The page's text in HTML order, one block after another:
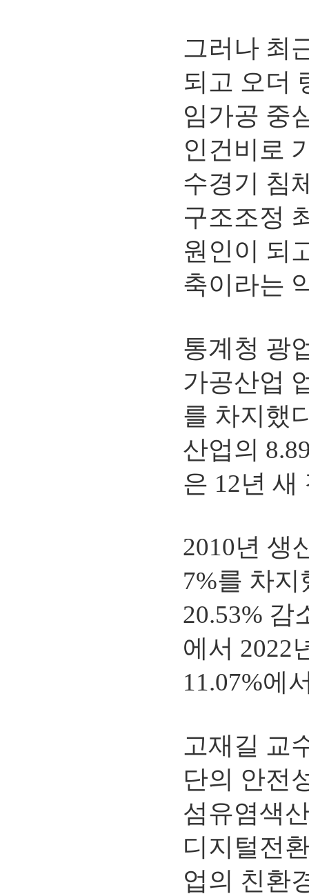
그러나 최
되고 오더
임가공 중
인건비로
수경기 침
구조조정
원인이 되
축이라는
통계청 광
가공산업
를 차지했
산업의
은 12년 새
2010년 생
7%를 차
20.53% 감
에서 2022
11.07%에
고재길 교
단의 안전
섬유염색
디지털전
업의 친환